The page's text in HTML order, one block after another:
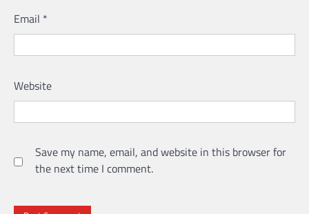
Email *
Website
Save my name, email, and website in this browser for
the next time I comment.